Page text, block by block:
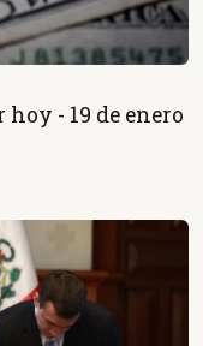
- 19 de enero